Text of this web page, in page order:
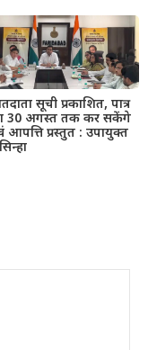
सूची प्रकाशित, पात्र
30 अगस्त तक कर सकेंगे
आपत्ति प्रस्तुत : उपायुक्त
सिन्हा